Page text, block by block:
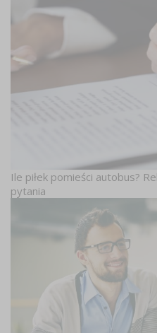
Ile piłek pomieści autobus?
pytania